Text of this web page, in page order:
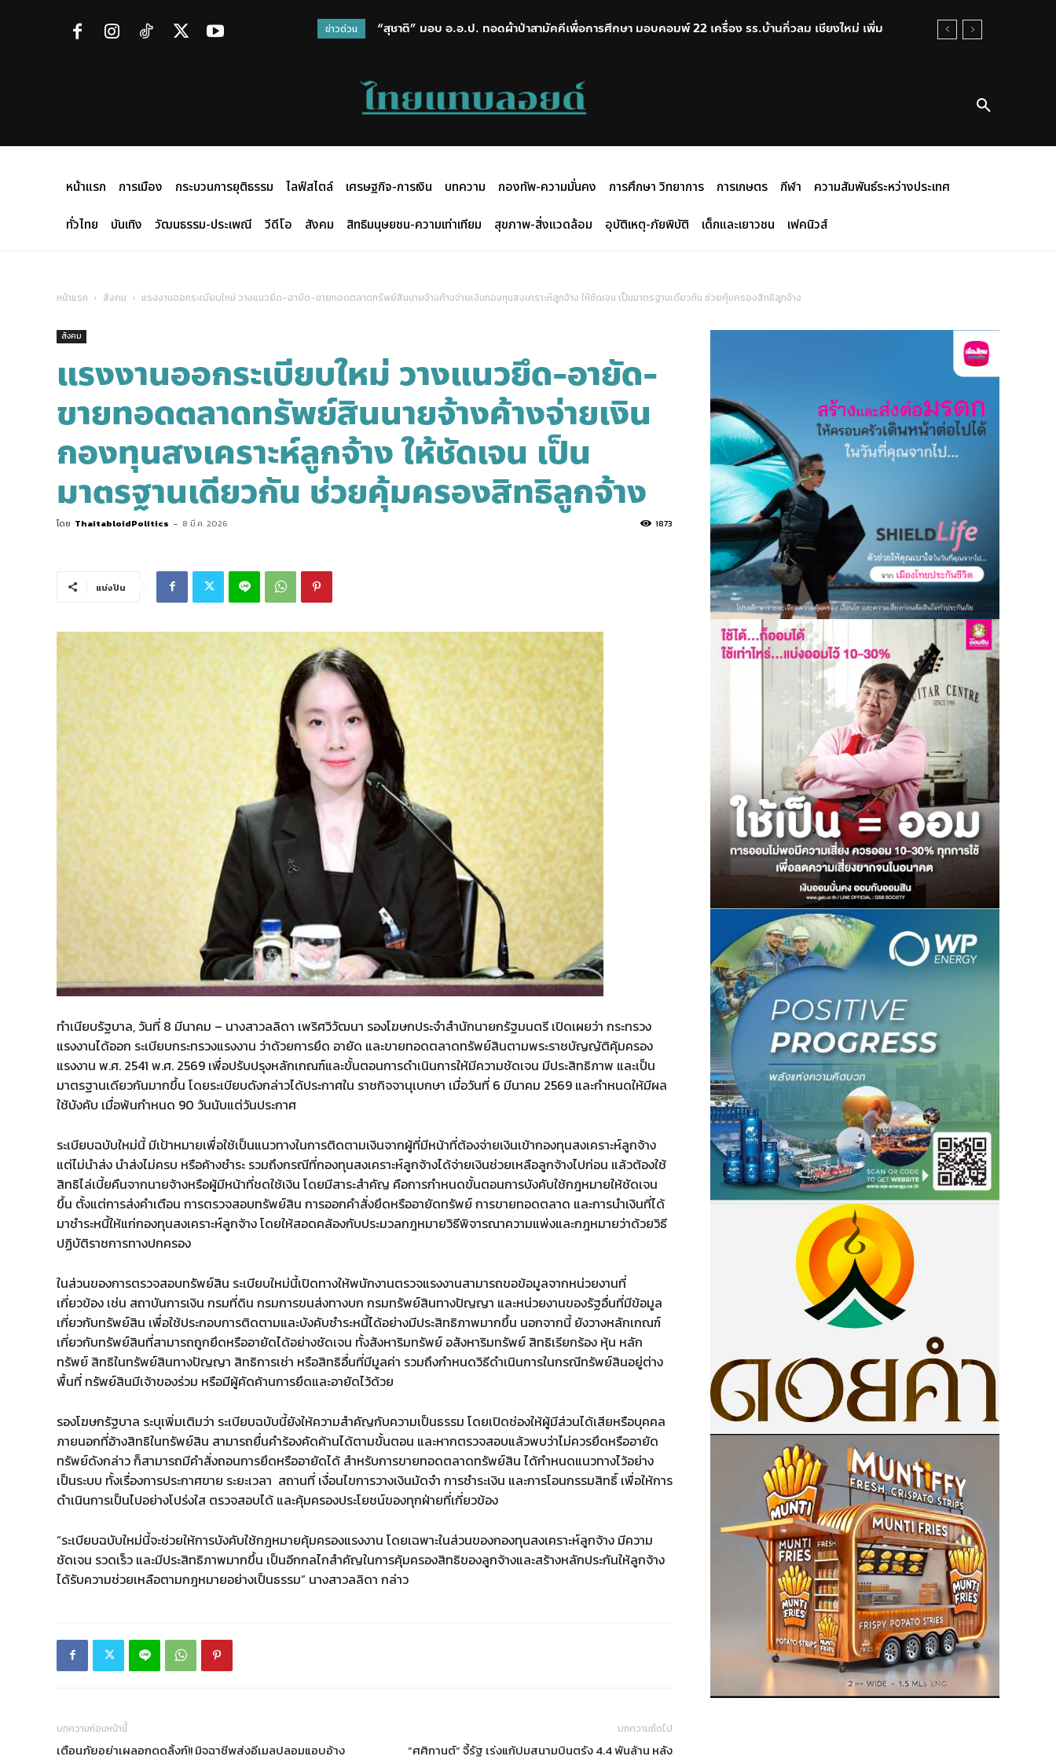
ข่าวด่วน
“สุชาติ” มอบ อ.อ.ป. ทอดผ้าป่าสามัคคีเพื่อการศึกษา มอบคอมพ์ 22 เครื่อง รร.บ้านกิ่วลม เชียงใหม่ เพิ่ม
หน้าแรก การเมือง กระบวนการยุติธรรม ไลฟ์สไตล์ เศรษฐกิจ-การเงิน บทความ กองทัพ-ความมั่นคง การศึกษา วิทยาการ การเกษตร กีฬา
ความสัมพันธ์ระหว่างประเทศ
ทั่วไทย
บันเทิง วัฒนธรรม-ประเพณี วีดีโอ สังคม สิทธิมนุษยชน-ความเท่าเทียม สุขภาพ-สิ่งแวดล้อม อุบัติเหตุ-ภัยพิบัติ เด็กและเยาวชน เฟคนิวส์
หน้าแรก สังคม แรงงานออกระเบียบใหม่ วางแนวยึด-อายัด-ขายทอดตลาดทรัพย์สินนายจ้างค้างจ่ายเงินกองทุนสงเคราะห์ลูกจ้าง ให้ชัดเจน เป็นมาตรฐานเดียวกัน ช่วยคุ้มครองสิทธิลูกจ้าง
สังคม
แรงงานออกระเบียบใหม่ วางแนวยึด-อายัด-
ขายทอดตลาดทรัพย์สินนายจ้างค้างจ่ายเงิน
กองทุนสงเคราะห์ลูกจ้าง ให้ชัดเจน เป็น
มาตรฐานเดียวกัน ช่วยคุ้มครองสิทธิลูกจ้าง
โดย ThaitabloidPolitics - 8 มี.ค. 2026 1873
แบ่งปัน
ทำเนียบรัฐบาล, วันที่ 8 มีนาคม – นางสาวลลิดา เพริศวิวัฒนา รองโฆษกประจำสำนักนายกรัฐมนตรี เปิดเผยว่า กระทรวง
แรงงานได้ออก ระเบียบกระทรวงแรงงาน ว่าด้วยการยึด อายัด และขายทอดตลาดทรัพย์สินตามพระราชบัญญัติคุ้มครอง
แรงงาน พ.ศ. 2541 พ.ศ. 2569 เพื่อปรับปรุงหลักเกณฑ์และขั้นตอนการดำเนินการให้มีความชัดเจน มีประสิทธิภาพ และเป็น
มาตรฐานเดียวกันมากขึ้น โดยระเบียบดังกล่าวได้ประกาศใน ราชกิจจานุเบกษา เมื่อวันที่ 6 มีนาคม 2569 และกำหนดให้มีผล
ใช้บังคับ เมื่อพ้นกำหนด 90 วันนับแต่วันประกาศ
ระเบียบฉบับใหม่นี้ มีเป้าหมายเพื่อใช้เป็นแนวทางในการติดตามเงินจากผู้ที่มีหน้าที่ต้องจ่ายเงินเข้ากองทุนสงเคราะห์ลูกจ้าง
แต่ไม่นำส่ง นำส่งไม่ครบ หรือค้างชำระ รวมถึงกรณีที่กองทุนสงเคราะห์ลูกจ้างได้จ่ายเงินช่วยเหลือลูกจ้างไปก่อน แล้วต้องใช้
สิทธิไล่เบี้ยคืนจากนายจ้างหรือผู้มีหน้าที่ชดใช้เงิน โดยมีสาระสำคัญ คือการกำหนดขั้นตอนการบังคับใช้กฎหมายให้ชัดเจน
ขึ้น ตั้งแต่การส่งคำเตือน การตรวจสอบทรัพย์สิน การออกคำสั่งยึดหรืออายัดทรัพย์ การขายทอดตลาด และการนำเงินที่ได้
มาชำระหนี้ให้แก่กองทุนสงเคราะห์ลูกจ้าง โดยให้สอดคล้องกับประมวลกฎหมายวิธีพิจารณาความแพ่งและกฎหมายว่าด้วยวิธี
ปฏิบัติราชการทางปกครอง
ในส่วนของการตรวจสอบทรัพย์สิน ระเบียบใหม่นี้เปิดทางให้พนักงานตรวจแรงงานสามารถขอข้อมูลจากหน่วยงานที่
เกี่ยวข้อง เช่น สถาบันการเงิน กรมที่ดิน กรมการขนส่งทางบก กรมทรัพย์สินทางปัญญา และหน่วยงานของรัฐอื่นที่มีข้อมูล
เกี่ยวกับทรัพย์สิน เพื่อใช้ประกอบการติดตามและบังคับชำระหนี้ได้อย่างมีประสิทธิภาพมากขึ้น นอกจากนี้ ยังวางหลักเกณฑ์
เกี่ยวกับทรัพย์สินที่สามารถถูกยึดหรืออายัดได้อย่างชัดเจน ทั้งสังหาริมทรัพย์ อสังหาริมทรัพย์ สิทธิเรียกร้อง หุ้น หลัก
ทรัพย์ สิทธิในทรัพย์สินทางปัญญา สิทธิการเช่า หรือสิทธิอื่นที่มีมูลค่า รวมถึงกำหนดวิธีดำเนินการในกรณีทรัพย์สินอยู่ต่าง
พื้นที่ ทรัพย์สินมีเจ้าของร่วม หรือมีผู้คัดค้านการยึดและอายัดไว้ด้วย
รองโฆษกรัฐบาล ระบุเพิ่มเติมว่า ระเบียบฉบับนี้ยังให้ความสำคัญกับความเป็นธรรม โดยเปิดช่องให้ผู้มีส่วนได้เสียหรือบุคคล
ภายนอกที่อ้างสิทธิในทรัพย์สิน สามารถยื่นคำร้องคัดค้านได้ตามขั้นตอน และหากตรวจสอบแล้วพบว่าไม่ควรยึดหรืออายัด
ทรัพย์ดังกล่าว ก็สามารถมีคำสั่งถอนการยึดหรืออายัดได้ สำหรับการขายทอดตลาดทรัพย์สิน ได้กำหนดแนวทางไว้อย่าง
เป็นระบบ ทั้งเรื่องการประกาศขาย ระยะเวลา สถานที่ เงื่อนไขการวางเงินมัดจำ การชำระเงิน และการโอนกรรมสิทธิ์ เพื่อให้การ
ดำเนินการเป็นไปอย่างโปร่งใส ตรวจสอบได้ และคุ้มครองประโยชน์ของทุกฝ่ายที่เกี่ยวข้อง
“ระเบียบฉบับใหม่นี้จะช่วยให้การบังคับใช้กฎหมายคุ้มครองแรงงาน โดยเฉพาะในส่วนของกองทุนสงเคราะห์ลูกจ้าง มีความ
ชัดเจน รวดเร็ว และมีประสิทธิภาพมากขึ้น เป็นอีกกลไกสำคัญในการคุ้มครองสิทธิของลูกจ้างและสร้างหลักประกันให้ลูกจ้าง
ได้รับความช่วยเหลือตามกฎหมายอย่างเป็นธรรม” นางสาวลลิดา กล่าว
บทความก่อนหน้านี้
เตือนภัยอย่าเผลอกดดลิ้งก์!! มิจฉาชีพส่งอีเมลปลอมแอบอ้าง
บทความถัดไป
“ศศิกานต์” จี้รัฐ เร่งแก้ปมสนามบินตรัง 4.4 พันล้าน หลัง